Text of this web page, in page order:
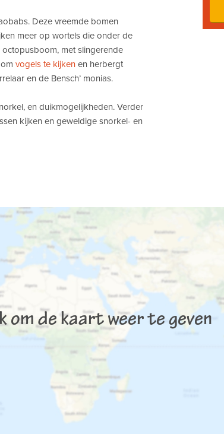
Deze vreemde bomen
meer op wortels die onder de
met slingerende
vogels te kijkenen herbergt
en de Bensch’ monias.
en duikmogelijkheden. Verder
kijken en geweldige snorkel- en
om de kaart weer te geven